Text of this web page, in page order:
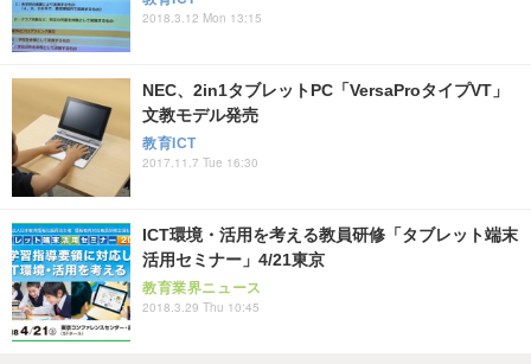
2018.3.12 Mon 13:15
NEC、2in1タブレットPC「VersaProタイプVT」
文教モデル発売
教育ICT
2017.11.7 Tue 16:30
ICT環境・活用を考える教員研修「タブレット端末
活用セミナー」4/21東京
教育業界ニュース
2018.3.29 Thu 10:45